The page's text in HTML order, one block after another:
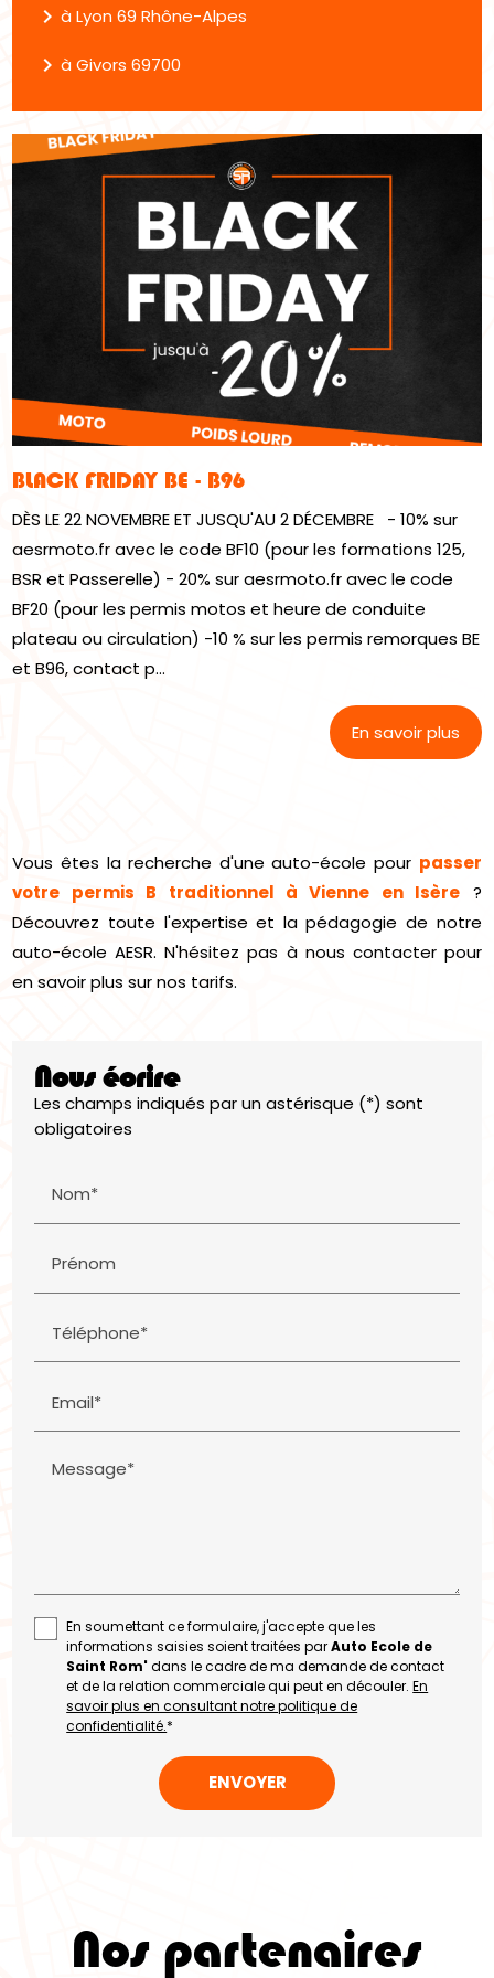
navigate_nextà Lyon 69 Rhône-Alpes
navigate_nextà Givors 69700
BLACK FRIDAY BE - B96
DÈS LE 22 NOVEMBRE ET JUSQU'AU 2 DÉCEMBRE - 10% sur
aesrmoto.fr avec le code BF10 (pour les formations 125,
BSR et Passerelle) - 20% sur aesrmoto.fr avec le code
BF20 (pour les permis motos et heure de conduite
plateau ou circulation) -10 % sur les permis remorques BE
et B96, contact p...
En savoir plus
Vous êtes la recherche d'une auto-école pour passer
votre permis B traditionnel à Vienne en Isère ?
Découvrez toute l'expertise et la pédagogie de notre
auto-école AESR. N'hésitez pas à nous contacter pour
en savoir plus sur nos tarifs.
Nous écrire
Les champs indiqués par un astérisque (*) sont
obligatoires
Nom*
Prénom
Téléphone*
Email*
Message*
En soumettant ce formulaire, j'accepte que les
informations saisies soient traitées parAuto Ecole de
Saint Rom'dans le cadre de ma demande de contact
et de la relation commerciale qui peut en découler.En
savoir plus en consultant notre politique de
confidentialité.*
Nos partenaires